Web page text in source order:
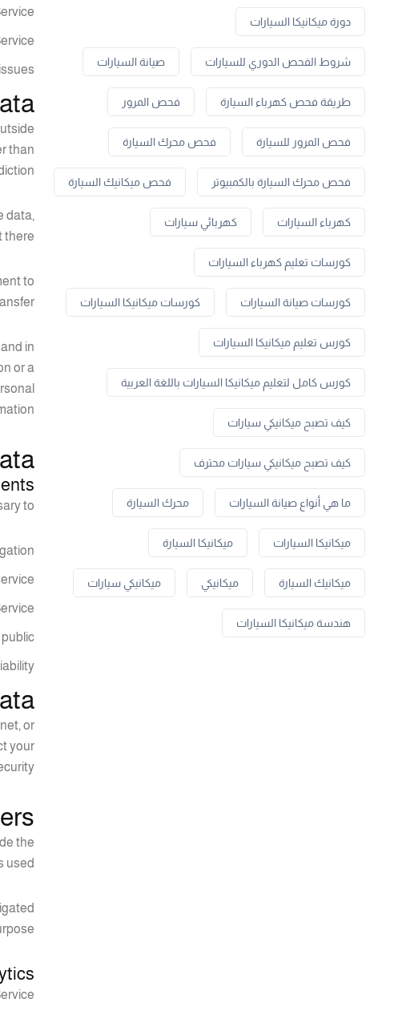
دورة ميكانيكا السيارات
شروط الفحص الدوري للسيارات صيانة السيارات
طريقة فحص كهرباء السيارة فحص المرور
فحص المرور للسيارة فحص محرك السيارة
فحص محرك السيارة بالكمبيوتر فحص ميكانيك السيارة
كهرباء السيارات كهربائي سيارات
كورسات تعليم كهرباء السيارات
كورسات صيانة السيارات كورسات ميكانيكا السيارات
كورس تعليم ميكانيكا السيارات
كورس كامل لتعليم ميكانيكا السيارات باللغة العربية
كيف تصبح ميكانيكي سيارات
كيف تصبح ميكانيكي سيارات محترف
ما هي أنواع صيانة السيارات محرك السيارة
ميكانيكا السيارات ميكانيكا السيارة
ميكانيك السيارة ميكانيكي ميكانيكي سيارات
هندسة ميكانيكا السيارات
than
data,
to
in
or a
to:
or
your
the
used.